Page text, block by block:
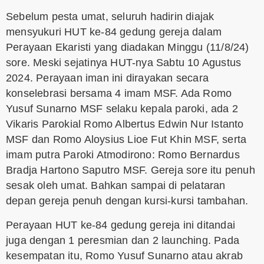
Sebelum pesta umat, seluruh hadirin diajak
mensyukuri HUT ke-84 gedung gereja dalam
Perayaan Ekaristi yang diadakan Minggu (11/8/24)
sore. Meski sejatinya HUT-nya Sabtu 10 Agustus
2024. Perayaan iman ini dirayakan secara
konselebrasi bersama 4 imam MSF. Ada Romo
Yusuf Sunarno MSF selaku kepala paroki, ada 2
Vikaris Parokial Romo Albertus Edwin Nur Istanto
MSF dan Romo Aloysius Lioe Fut Khin MSF, serta
imam putra Paroki Atmodirono: Romo Bernardus
Bradja Hartono Saputro MSF. Gereja sore itu penuh
sesak oleh umat. Bahkan sampai di pelataran
depan gereja penuh dengan kursi-kursi tambahan.
Perayaan HUT ke-84 gedung gereja ini ditandai
juga dengan 1 peresmian dan 2 launching. Pada
kesempatan itu, Romo Yusuf Sunarno atau akrab